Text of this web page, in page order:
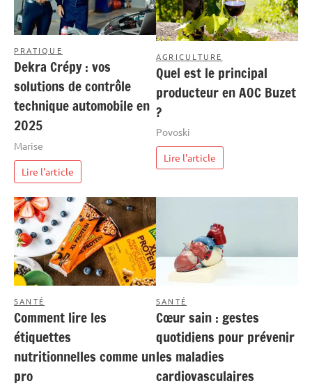
PRATIQUE
Dekra Crépy : vos
solutions de contrôle
technique automobile en
2025
Marise
Lire l'article
AGRICULTURE
Quel est le principal
producteur en AOC Buzet
?
Povoski
Lire l'article
SANTÉ
Comment lire les
étiquettes
nutritionnelles comme un
pro
SANTÉ
Cœur sain : gestes
quotidiens pour prévenir
les maladies
cardiovasculaires